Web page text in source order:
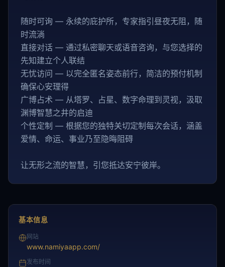
随时可询 — 永续的庇护所，专家指引昼夜无阻，随
时流淌
直接对话 — 通过私密聊天或语音咨询，与您选择的
先知建立个人联结
无忧访问 — 以完全匿名姿态前行，简洁的预付机制
确保心安理得
广博占术 — 从塔罗、占星、数字命理到灵视，汲取
渊博智慧之井的启迪
个性定制 — 根据您的独特关切定制每次会话，涵盖
爱情、命运、事业乃至隐晦阻碍
让无形之流的智慧，引您抵达安宁彼岸。
基本信息
网站
www.namiyaapp.com/
发布时间